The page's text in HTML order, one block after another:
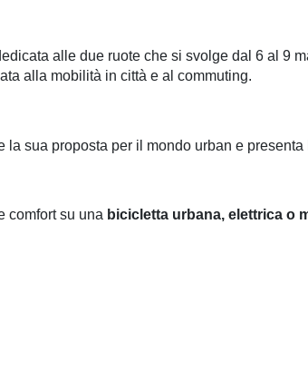
alle due ruote che si svolge dal 6 al 9
alla mobilità in città e al commuting.
sua proposta per il mondo urban e
comfort su una bicicletta urbana, elettrica o